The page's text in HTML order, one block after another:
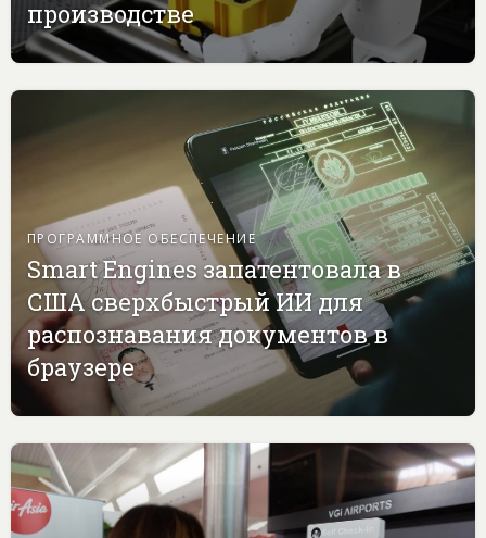
производстве
ПРОГРАММНОЕ ОБЕСПЕЧЕНИЕ
Smart Engines запатентовала в
США сверхбыстрый ИИ для
распознавания документов в
браузере